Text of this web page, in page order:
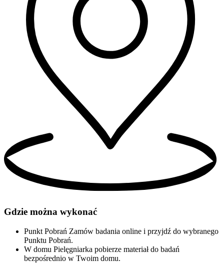
Gdzie można wykonać
Punkt Pobrań Zamów badania online i przyjdź do wybranego
Punktu Pobrań.
W domu Pielęgniarka pobierze materiał do badań
bezpośrednio w Twoim domu.